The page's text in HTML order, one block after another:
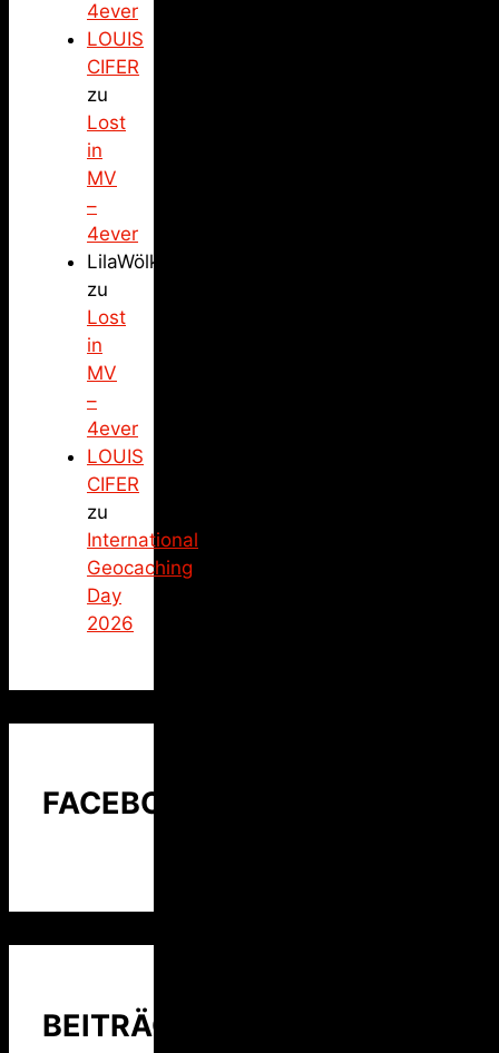
4ever
LOUIS
CIFER
zu
Lost
in
MV
–
4ever
LilaWölkchen
zu
Lost
in
MV
–
4ever
LOUIS
CIFER
zu
International
Geocaching
Day
2026
FACEBOOK
BEITRÄGE